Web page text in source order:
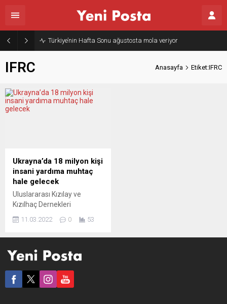
Türkiye’nin Hafta Sonu ağustosta mola veriyor
IFRC Anasayfa Etiket:IFRC
Ukrayna’da 18 milyon kişi
insani yardıma muhtaç
hale gelecek
Uluslararası Kızılay ve
Kızılhaç Dernekleri
Rusya’nın saldırılarının
milyon kişinin yardıma
öngörüldüğünü bildirdi.
IFRC’den yapılan yazılı
11.03.2022 0 53